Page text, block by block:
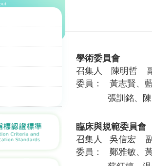
學術委員會
召集人 陳明哲
委員： 黃志賢、
張訓銘、陳明
臨床與規範委員會
召集人 吳信宏
委員： 鄭雅敏、